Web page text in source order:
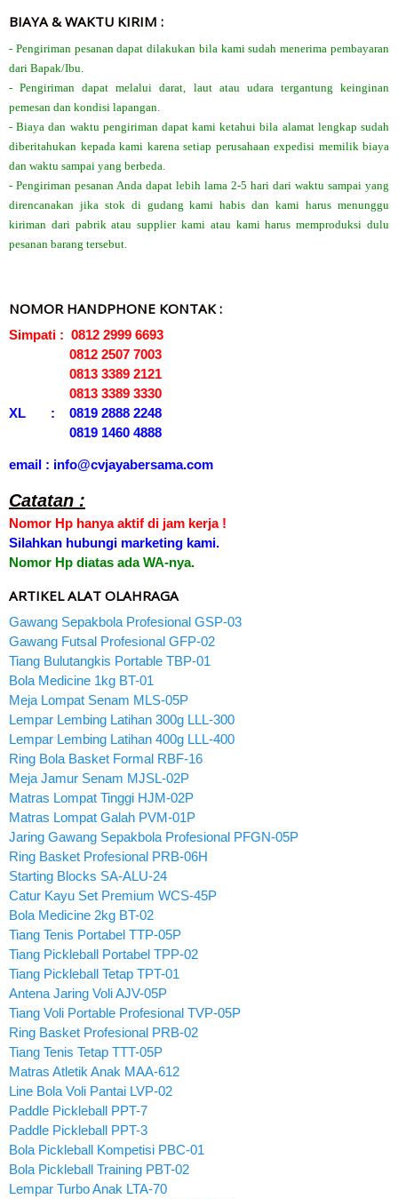
BIAYA & WAKTU KIRIM :
- Pengiriman pesanan dapat dilakukan bila kami sudah menerima pembayaran
dari Bapak/Ibu.
- Pengiriman dapat melalui darat, laut atau udara tergantung keinginan
pemesan dan kondisi lapangan.
- Biaya dan waktu pengiriman dapat kami ketahui bila alamat lengkap sudah
diberitahukan kepada kami karena setiap perusahaan expedisi memilik biaya
dan waktu sampai yang berbeda.
- Pengiriman pesanan Anda dapat lebih lama 2-5 hari dari waktu sampai yang
direncanakan jika stok di gudang kami habis dan kami harus menunggu
kiriman dari pabrik atau supplier kami atau kami harus memproduksi dulu
pesanan barang tersebut.
NOMOR HANDPHONE KONTAK :
Simpati : 0812 2999 6693
0812 2507 7003
0813 3389 2121
0813 3389 3330
XL : 0819 2888 2248
0819 1460 4888
email : info@cvjayabersama.com
Catatan :
Nomor Hp hanya aktif di jam kerja !
Silahkan hubungi marketing kami.
Nomor Hp diatas ada WA-nya.
ARTIKEL ALAT OLAHRAGA
Gawang Sepakbola Profesional GSP-03
Gawang Futsal Profesional GFP-02
Tiang Bulutangkis Portable TBP-01
Bola Medicine 1kg BT-01
Meja Lompat Senam MLS-05P
Lempar Lembing Latihan 300g LLL-300
Lempar Lembing Latihan 400g LLL-400
Ring Bola Basket Formal RBF-16
Meja Jamur Senam MJSL-02P
Matras Lompat Tinggi HJM-02P
Matras Lompat Galah PVM-01P
Jaring Gawang Sepakbola Profesional PFGN-05P
Ring Basket Profesional PRB-06H
Starting Blocks SA-ALU-24
Catur Kayu Set Premium WCS-45P
Bola Medicine 2kg BT-02
Tiang Tenis Portabel TTP-05P
Tiang Pickleball Portabel TPP-02
Tiang Pickleball Tetap TPT-01
Antena Jaring Voli AJV-05P
Tiang Voli Portable Profesional TVP-05P
Ring Basket Profesional PRB-02
Tiang Tenis Tetap TTT-05P
Matras Atletik Anak MAA-612
Line Bola Voli Pantai LVP-02
Paddle Pickleball PPT-7
Paddle Pickleball PPT-3
Bola Pickleball Kompetisi PBC-01
Bola Pickleball Training PBT-02
Lempar Turbo Anak LTA-70